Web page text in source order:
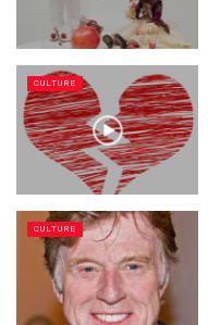
CULTURE
CULTURE